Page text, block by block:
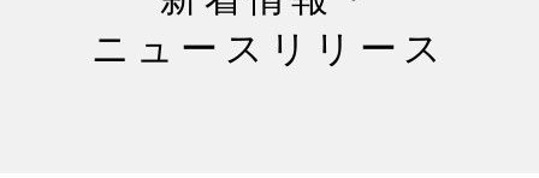
ニュースリリース